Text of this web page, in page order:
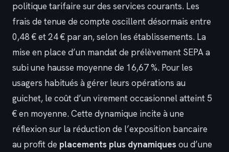
politique tarifaire sur des services courants. Les
frais de tenue de compte oscillent désormais entre
0,48 € et 24 € par an, selon les établissements. La
mise en place d’un mandat de prélèvement SEPA a
subi une hausse moyenne de 16,67 %. Pour les
usagers habitués à gérer leurs opérations au
guichet, le coût d’un virement occasionnel atteint 5
€ en moyenne. Cette dynamique incite à une
réflexion sur la réduction de l’exposition bancaire
au profit de placements plus dynamiques ou d’une